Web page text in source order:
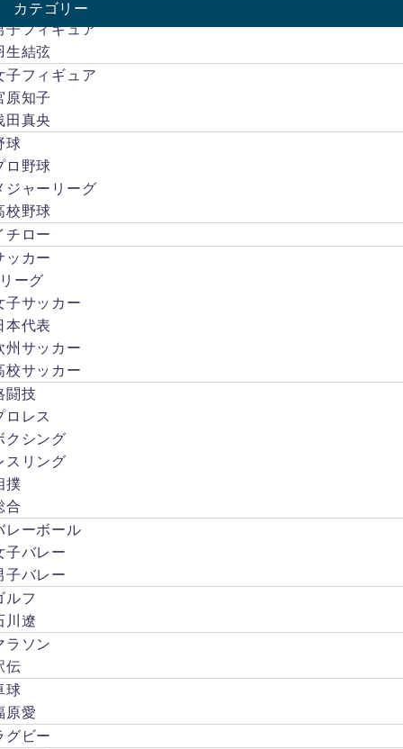
の演
技力
ち合
わせ
マル
トで
自身
こし
た。
不倫
ッセ
し、
りを
ッキ
のコ
レコ
んの
配信
暴露
した
っ子
Web
さん
を思
りま
元嫁
につ
カテゴリー
子フィギュア
生結弦
子フィギュア
原知子
田真央
球
ロ野球
ジャーリーグ
校野球
チロー
ッカー
ーグ
子サッカー
本代表
州サッカー
校サッカー
闘技
ロレス
クシング
スリング
撲
合
レーボール
子バレー
子バレー
ルフ
川遼
ラソン
伝
球
原愛
グビー